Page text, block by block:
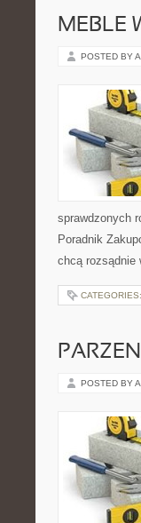
MEBLE
POSTED BY
sprawdzonych
Poradnik
chcą rozsądnie
CATEGORIES:
POSTED BY